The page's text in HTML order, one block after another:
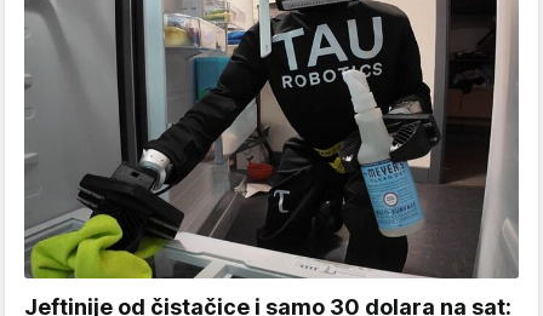
Jeftinije od čistačice i samo 30 dolara na sat: